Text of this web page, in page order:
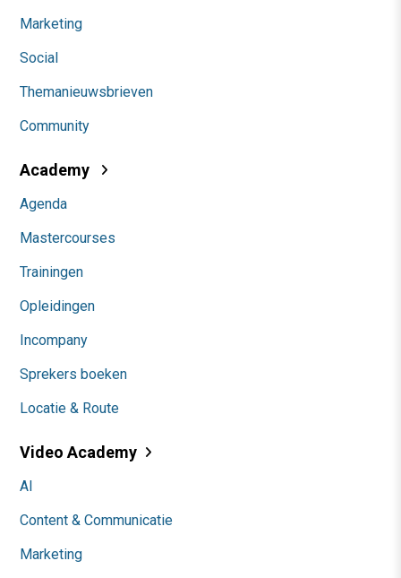
Marketing
Social
Themanieuwsbrieven
Community
Academy
Agenda
Mastercourses
Trainingen
Opleidingen
Incompany
Sprekers boeken
Locatie & Route
Video Academy
AI
Content & Communicatie
Marketing